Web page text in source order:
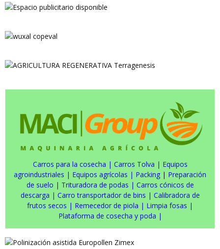
Carros para la cosecha | Carros Tolva | Equipos
agroindustriales | Equipos agrícolas | Packing | Preparación
de suelo | Trituradora de podas | Carros cónicos de
descarga | Carro transportador de bins | Calibradora de
frutos secos | Remecedor de piola | Limpia fosas |
Plataforma de cosecha y poda |